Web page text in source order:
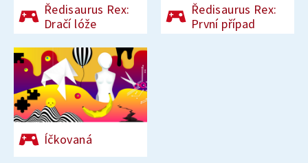
Ředisaurus Rex:
Dračí lóže
Ředisaurus Rex:
První případ
Íčkovaná